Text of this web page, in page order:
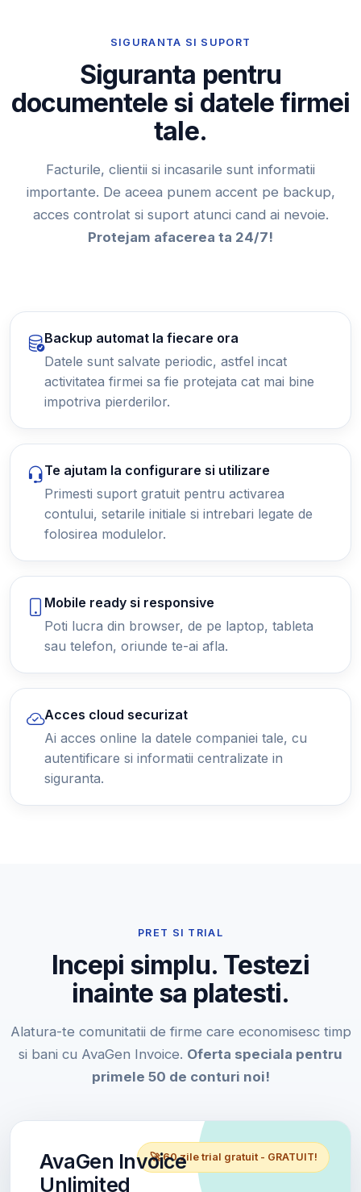
SIGURANTA SI SUPORT
Siguranta pentru
documentele si datele firmei
tale.
Facturile, clientii si incasarile sunt informatii
importante. De aceea punem accent pe backup,
acces controlat si suport atunci cand ai nevoie.
Protejam afacerea ta 24/7!
Backup automat la fiecare ora
Datele sunt salvate periodic, astfel incat
activitatea firmei sa fie protejata cat mai bine
impotriva pierderilor.
Te ajutam la configurare si utilizare
Primesti suport gratuit pentru activarea
contului, setarile initiale si intrebari legate de
folosirea modulelor.
Mobile ready si responsive
Poti lucra din browser, de pe laptop, tableta
sau telefon, oriunde te-ai afla.
Acces cloud securizat
Ai acces online la datele companiei tale, cu
autentificare si informatii centralizate in
siguranta.
PRET SI TRIAL
Incepi simplu. Testezi
inainte sa platesti.
Alatura-te comunitatii de firme care economisesc timp
si bani cu AvaGen Invoice. Oferta speciala pentru
primele 50 de conturi noi!
🚀 60 zile trial gratuit - GRATUIT!
AvaGen Invoice
Unlimited